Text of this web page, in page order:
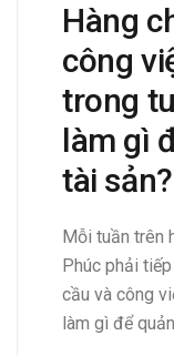
Hàng
công
trong
làm gì
tài sản?
Mỗi tuần trên
Phúc phải
cầu và công
làm gì để